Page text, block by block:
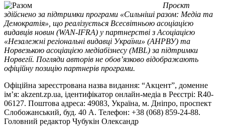
Проєкт
здійснено за підтримки програми «Сильніші разом: Медіа та
Демократія», що реалізується Всесвітньою асоціацією
видавців новин (WAN-IFRA) у партнерстві з Асоціацією
«Незалежні регіональні видавці України» (АНРВУ) та
Норвезькою асоціацією медіабізнесу (MBL) за підтримки
Норвегії. Погляди авторів не обов’язково відображають
офіційну позицію партнерів програми.
Офіційна зареєстрована назва видання: “Акцент”, доменне
ім’я: akzent.zp.ua, ідентифікатор онлайн-медіа в Реєстрі: R40-
06127. Поштова адреса: 49083, Україна, м. Дніпро, проспект
Слобожанський, буд. 40 А. Телефон: +38 (068) 859-24-88.
Головний редактор Чубукін Олександр